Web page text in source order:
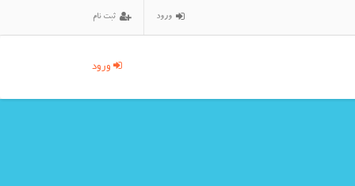
ورود ثبت نام
ورود